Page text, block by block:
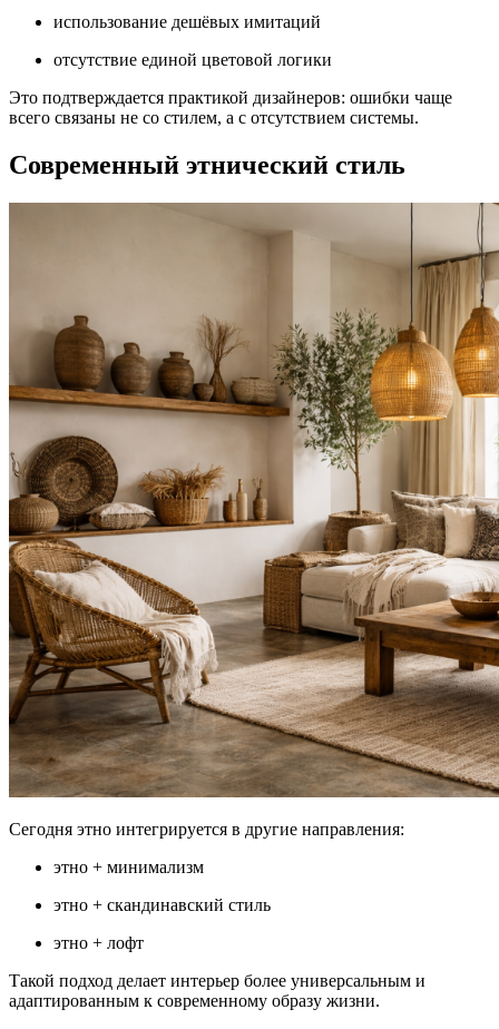
использование дешёвых имитаций
отсутствие единой цветовой логики
Это подтверждается практикой дизайнеров: ошибки чаще
всего связаны не со стилем, а с отсутствием системы.
Современный этнический стиль
Сегодня этно интегрируется в другие направления:
этно + минимализм
этно + скандинавский стиль
этно + лофт
Такой подход делает интерьер более универсальным и
адаптированным к современному образу жизни.